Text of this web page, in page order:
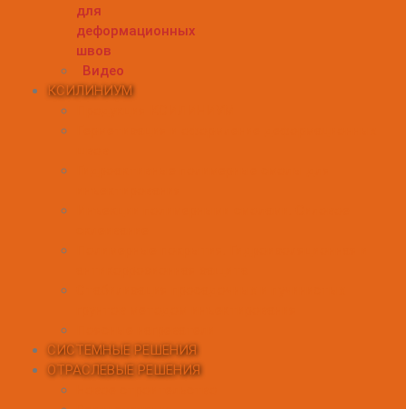
для
деформационных
швов
Видео
КСИЛИНИУМ
СИСТЕМНЫЕ РЕШЕНИЯ
ОТРАСЛЕВЫЕ РЕШЕНИЯ